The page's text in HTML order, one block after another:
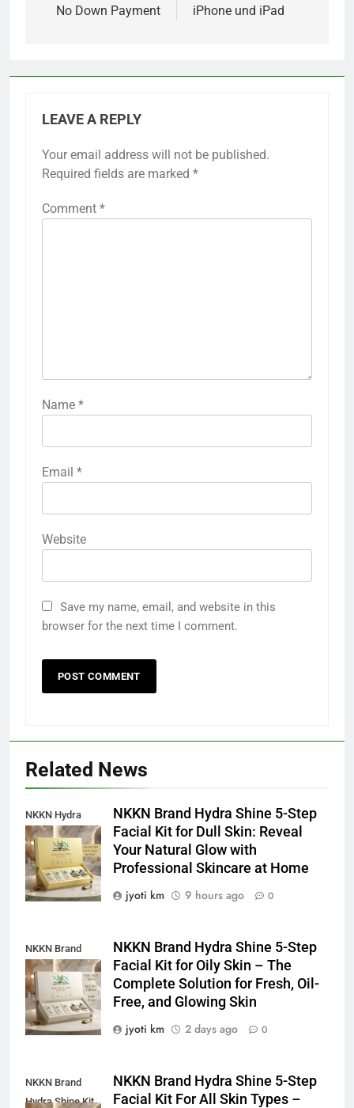
No Down Payment
iPhone und iPad
LEAVE A REPLY
Your email address will not be published.
Required fields are marked *
Comment *
Name *
Email *
Website
Save my name, email, and website in this
browser for the next time I comment.
Related News
NKKN Hydra
Shine Facial Kit
For Dull Skin
NKKN Brand Hydra Shine 5-Step
Facial Kit for Dull Skin: Reveal
Your Natural Glow with
Professional Skincare at Home
jyoti km
9 hours ago 0
NKKN Brand
Shine Facial Kit
For Oily Skin
NKKN Brand Hydra Shine 5-Step
Facial Kit for Oily Skin – The
Complete Solution for Fresh, Oil-
Free, and Glowing Skin
jyoti km
2 days ago 0
NKKN Brand
Hydra Shine Kit
NKKN Brand Hydra Shine 5-Step
Facial Kit For All Skin Types –